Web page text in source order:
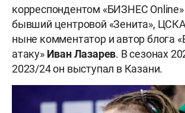
корреспондентом «БИЗНЕС
бывший центровой «Зенита»,
ныне комментатор и автор блога
атаку» ИванЛазарев. В сезонах
2023/24 он выступал в Казани.